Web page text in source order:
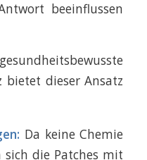
beeinflussen
bietet dieser Ansatz
Da keine Chemie
die Patches mit